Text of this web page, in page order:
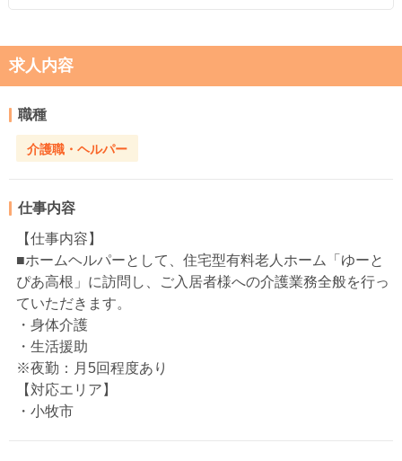
求人内容
職種
介護職・ヘルパー
仕事内容
【仕事内容】
■ホームヘルパーとして、住宅型有料老人ホーム「ゆーと
ぴあ高根」に訪問し、ご入居者様への介護業務全般を行っ
ていただきます。
・身体介護
・生活援助
※夜勤：月5回程度あり
【対応エリア】
・小牧市